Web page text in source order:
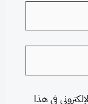
في هذا